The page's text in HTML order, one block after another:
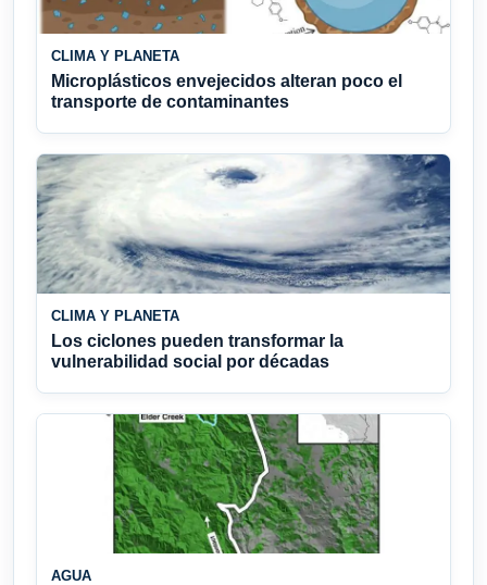
CLIMA Y PLANETA
Microplásticos envejecidos alteran poco el
transporte de contaminantes
CLIMA Y PLANETA
Los ciclones pueden transformar la
vulnerabilidad social por décadas
AGUA